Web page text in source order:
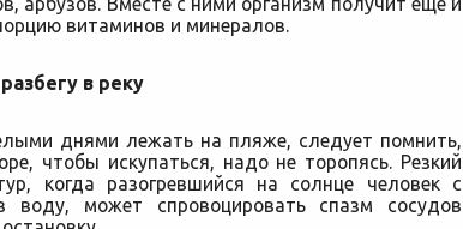
витаминов и минералов.
в реку
днями лежать на пляже, следует помнить,
чтобы искупаться, надо не торопясь. Резкий
когда разогревшийся на солнце человек с
воду, может спровоцировать спазм сосудов